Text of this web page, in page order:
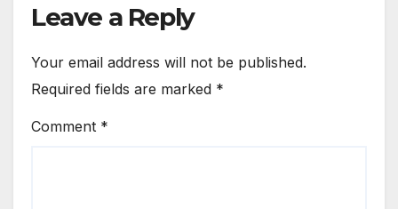
Leave a Reply
Your email address will not be published.
Required fields are marked *
Comment *